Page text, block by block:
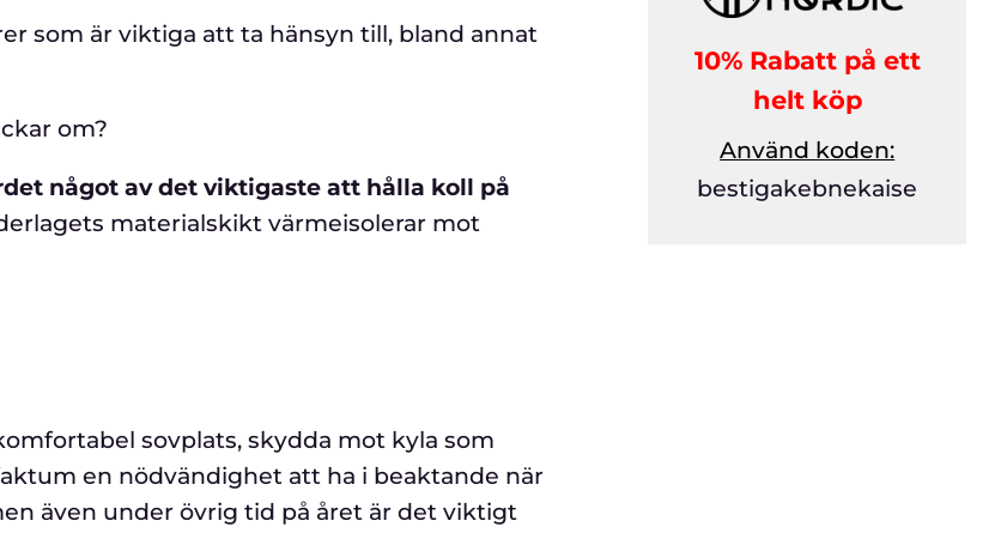
som är viktiga att ta hänsyn till, bland annat
om?
något av det viktigaste att hålla koll på
materialskikt värmeisolerar mot
sovplats, skydda mot kyla som
en nödvändighet att ha i beaktande när
även under övrig tid på året är det viktigt
10% Rabatt på ett
helt köp
Använd koden:
bestigakebnekaise